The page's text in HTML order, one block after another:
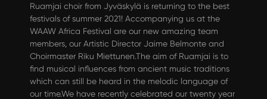
Ruamjai choir from Jyväskylä is returning to the best
festivals of summer 2021! Accompanying us at the
WAAW Africa Festival are our new amazing team
members, our Artistic Director Jaime Belmonte and
Choirmaster Riku Miettunen.The aim of Ruamjai is to
find musical influences from ancient music traditions
which can still be heard in the melodic language of
our time.We have recently celebrated our twenty year